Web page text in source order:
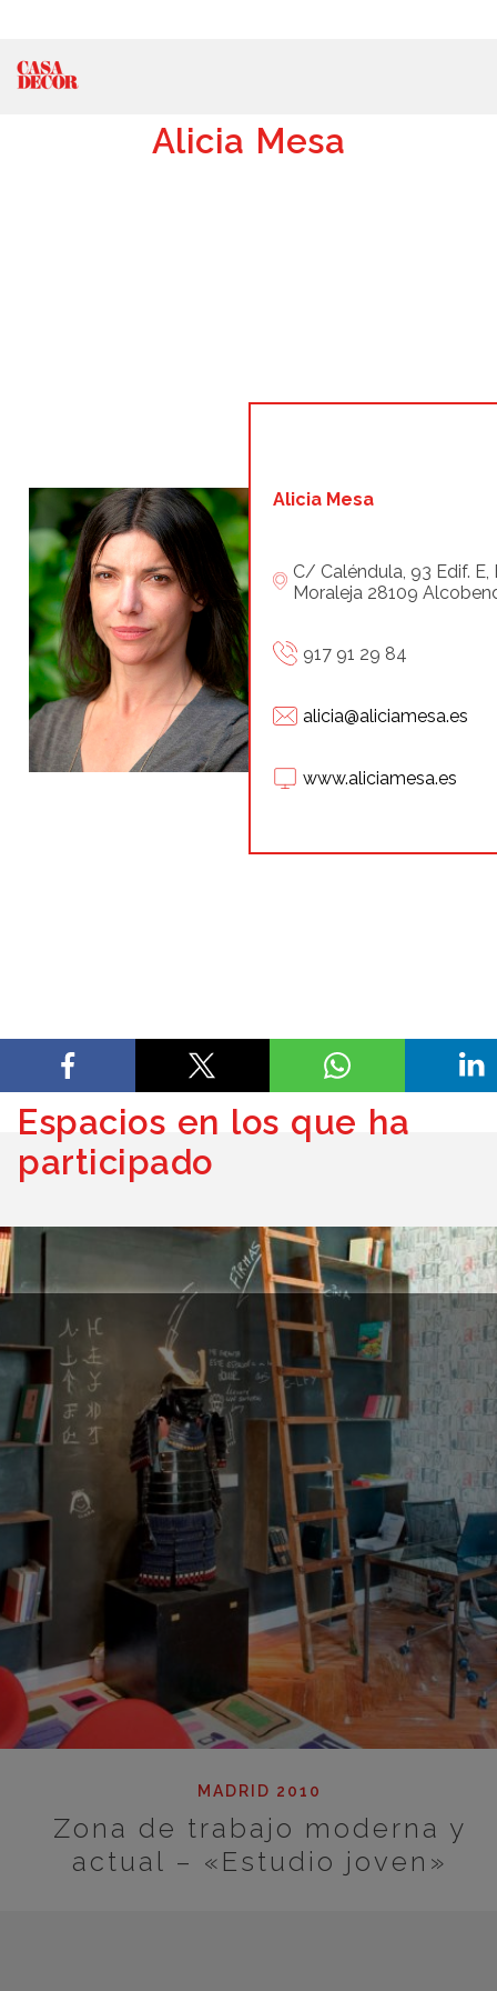
Alicia Mesa
Alicia Mesa
C/ Caléndula, 93 Edif. E,
Moraleja 28109
917 91 29 84
alicia@aliciamesa.es
www.aliciamesa.es
Espacios en los que ha
participado
MADRID 2010
Zona de trabajo moderna y
actual – «Estudio joven»